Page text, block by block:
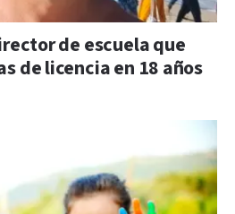
de escuela que
de licencia en 18 años